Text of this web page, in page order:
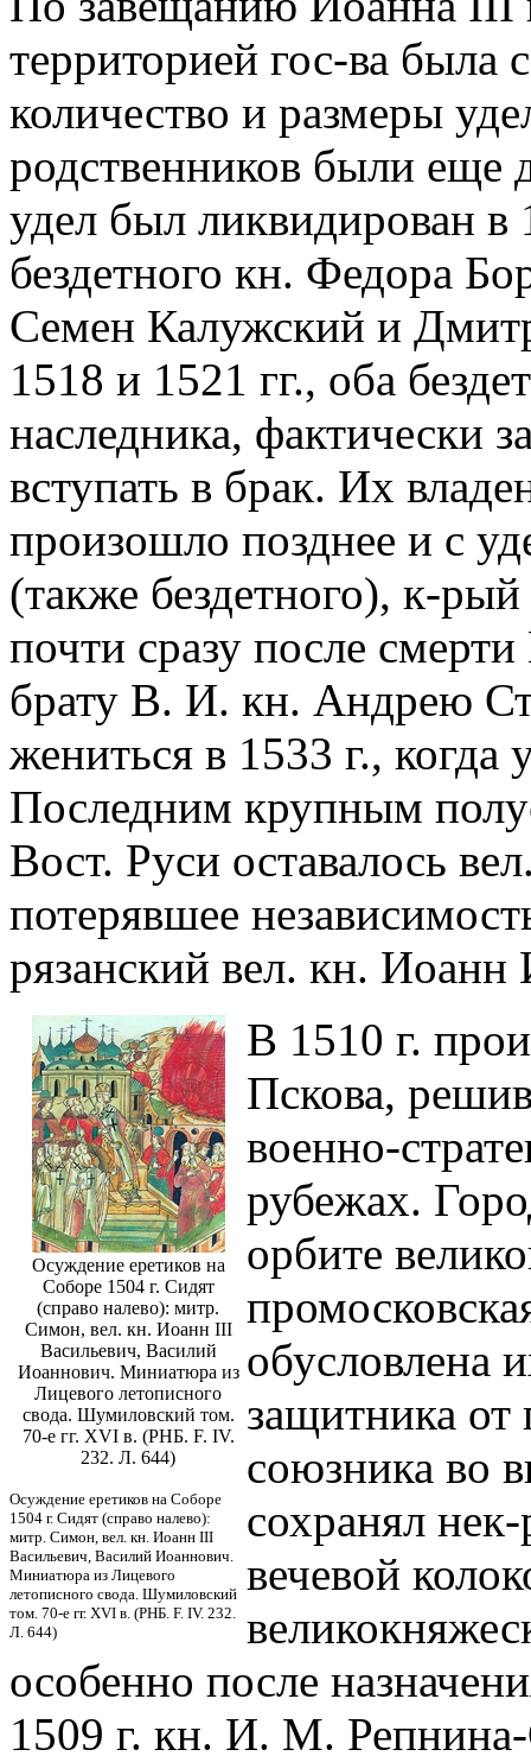
территорией гос-ва была
количество и размеры
родственников были еще
удел был ликвидирован в
бездетного кн. Федора
Семен Калужский и
1518 и 1521 гг., оба
наследника, фактически
вступать в брак. Их
произошло позднее и с
(также бездетного), к-
почти сразу после
брату В. И. кн. Андрею
жениться в 1533 г.,
Последним крупным
Вост. Руси оставалось
потерявшее
рязанский вел. кн.
Осуждение еретиков на
Соборе 1504 г. Сидят
(справо налево): митр.
Симон, вел. кн. Иоанн III
Васильевич, Василий
Иоаннович. Миниатюра из
Лицевого летописного
свода. Шумиловский том.
70-е гг. XVI в. (РНБ. F. IV.
232. Л. 644)
Осуждение еретиков на Соборе
1504 г. Сидят (справо налево):
митр. Симон, вел. кн. Иоанн III
Васильевич, Василий Иоаннович.
Миниатюра из Лицевого
летописного свода. Шумиловский
том. 70-е гг. XVI в. (РНБ. F. IV. 232.
Л. 644)
В 1510 г.
Пскова,
военно-
рубежах.
орбите
обусловлена
защитника от
союзника во
сохранял
вечевой
особенно после
1509 г. кн. И. М. Репнина-